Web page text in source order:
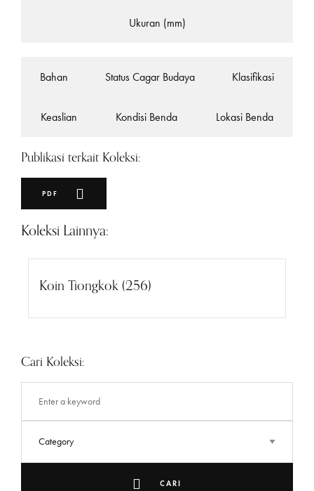
Ukuran (mm)
Bahan Status Cagar Budaya Klasifikasi
Keaslian Kondisi Benda Lokasi Benda
Publikasi terkait Koleksi:
PDF
Koleksi Lainnya:
Koin Tiongkok (256)
Cari Koleksi:
CARI